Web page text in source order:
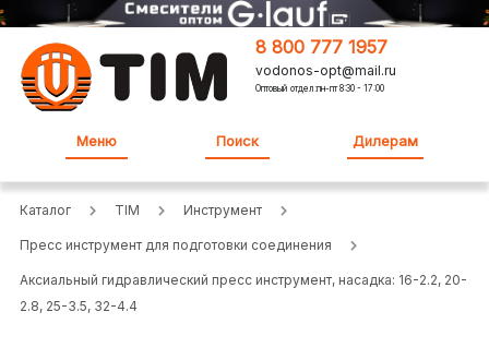
8 800 777 1957
vodonos-opt@mail.ru
Оптовый отдел:пн-пт 8:30 - 17:00
Меню Поиск Дилерам
Каталог TIM Инструмент
Пресс инструмент для подготовки соединения
Аксиальный гидравлический пресс инструмент, насадка: 16-2.2, 20-
2.8, 25-3.5, 32-4.4